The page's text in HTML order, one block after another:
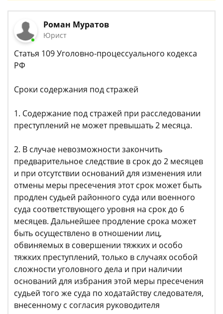
Роман Муратов
Юрист
Статья 109 Уголовно-процессуального кодекса
РФ
Сроки содержания под стражей
1. Содержание под стражей при расследовании
преступлений не может превышать 2 месяца.
2. В случае невозможности закончить
предварительное следствие в срок до 2 месяцев
и при отсутствии оснований для изменения или
отмены меры пресечения этот срок может быть
продлен судьей районного суда или военного
суда соответствующего уровня на срок до 6
месяцев. Дальнейшее продление срока может
быть осуществлено в отношении лиц,
обвиняемых в совершении тяжких и особо
тяжких преступлений, только в случаях особой
сложности уголовного дела и при наличии
оснований для избрания этой меры пресечения
судьей того же суда по ходатайству следователя,
внесенному с согласия руководителя